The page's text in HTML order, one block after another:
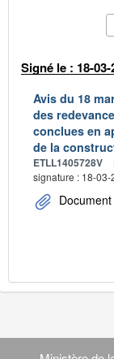
Signé le : 18-03-
Avis du 18
des
conclues en
de la
ETLL1405728V
signature : 18-03-
Navigation